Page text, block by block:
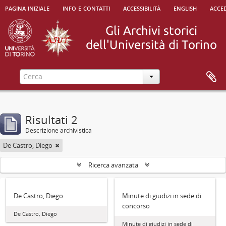
pagina iniziale info e contatti accessibilità english
Risultati 2
Descrizione archivistica
De Castro, Diego
Ricerca avanzata
De Castro, Diego
De Castro, Diego
Minute di giudizi in sede di
concorso
Minute di giudizi in sede di